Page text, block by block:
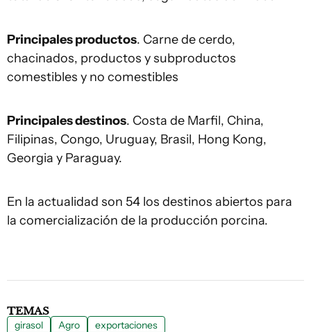
Principales productos. Carne de cerdo,
chacinados, productos y subproductos
comestibles y no comestibles
Principales destinos. Costa de Marfil, China,
Filipinas, Congo, Uruguay, Brasil, Hong Kong,
Georgia y Paraguay.
En la actualidad son 54 los destinos abiertos para
la comercialización de la producción porcina.
TEMAS
girasol Agro exportaciones